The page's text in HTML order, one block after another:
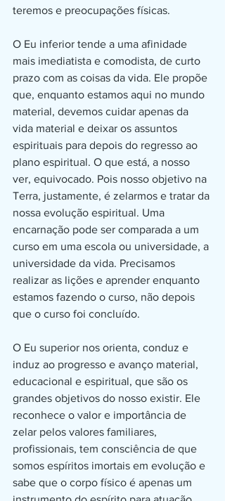
teremos e preocupações físicas.
O Eu inferior tende a uma afinidade
mais imediatista e comodista, de curto
prazo com as coisas da vida. Ele propõe
que, enquanto estamos aqui no mundo
material, devemos cuidar apenas da
vida material e deixar os assuntos
espirituais para depois do regresso ao
plano espiritual. O que está, a nosso
ver, equivocado. Pois nosso objetivo na
Terra, justamente, é zelarmos e tratar da
nossa evolução espiritual. Uma
encarnação pode ser comparada a um
curso em uma escola ou universidade, a
universidade da vida. Precisamos
realizar as lições e aprender enquanto
estamos fazendo o curso, não depois
que o curso foi concluído.
O Eu superior nos orienta, conduz e
induz ao progresso e avanço material,
educacional e espiritual, que são os
grandes objetivos do nosso existir. Ele
reconhece o valor e importância de
zelar pelos valores familiares,
profissionais, tem consciência de que
somos espíritos imortais em evolução e
sabe que o corpo físico é apenas um